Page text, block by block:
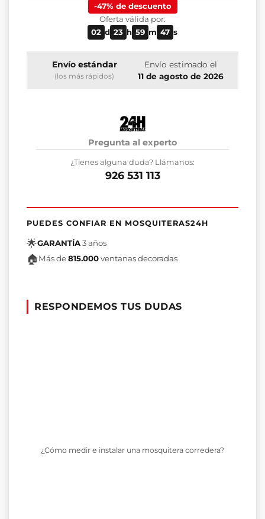
-47% de descuento
Oferta válida por:
02 d 23 h 59 m 46 s
Envío estándar
(los más rápidos)
Envío estimado el
11 de agosto de 2026
Pregunta al experto
¿Tienes alguna duda? Llámanos:
926 531 113
PUEDES CONFIAR EN MOSQUITERAS24H
🌟GARANTÍA3 años
🏠 Más de815.000ventanas decoradas
RESPONDEMOS TUS DUDAS
¿Cómo medir e instalar una mosquitera corredera?